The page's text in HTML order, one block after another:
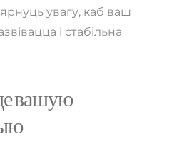
увагу, каб ваш
і стабільна
вашую